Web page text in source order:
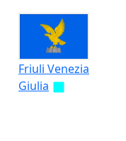
Friuli Venezia
Giulia